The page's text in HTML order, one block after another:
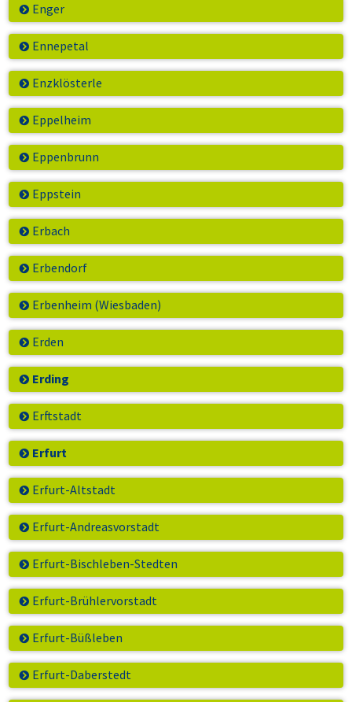
Enger
Ennepetal
Enzklösterle
Eppelheim
Eppenbrunn
Eppstein
Erbach
Erbendorf
Erbenheim (Wiesbaden)
Erden
Erding
Erftstadt
Erfurt
Erfurt-Altstadt
Erfurt-Andreasvorstadt
Erfurt-Bischleben-Stedten
Erfurt-Brühlervorstadt
Erfurt-Büßleben
Erfurt-Daberstedt